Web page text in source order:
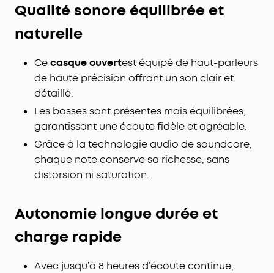
Disponibles en trois modèles éclatants, ces
écouteurs oreilles libres à clip offrent un son
exceptionnel tout en affichant un design affirmé
TOP 3 des meilleurs écouteurs ouverts de 2025 par
Frandroid.
Qualité sonore équilibrée et
naturelle
Cecasque ouvertest équipé de haut-parleurs
de haute précision offrant un son clair et
détaillé.
Les basses sont présentes mais équilibrées,
garantissant une écoute fidèle et agréable.
Grâce à la technologie audio de soundcore,
chaque note conserve sa richesse, sans
distorsion ni saturation.
Autonomie longue durée et
charge rapide
Avec jusqu’à 8 heures d’écoute continue,